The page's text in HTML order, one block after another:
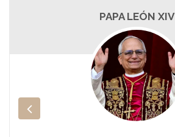
PAPA LEÓN XIV